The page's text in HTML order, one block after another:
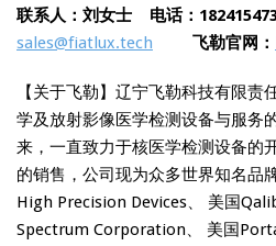
联系人：刘女士 电话：
sales@fiatlux.tech
飞勒官网：
【关于飞勒】辽宁飞勒科技有限责
学及放射影像医学检测设备与服务
来，一直致力于核医学检测设备的
的销售，公司现为众多世界知名品
High Precision Devices、 美国
Spectrum Corporation、 美国